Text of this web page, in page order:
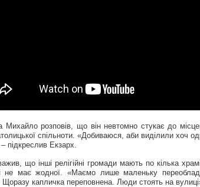
Михайло розповів, що він невтомно стукає до
спільноти. «Добиваюся, аби виділили хоч
підкреслив Екзарх.
що інші релігійні громади мають по кілька
не має жодної. «Маємо лише маленьку
Щоразу капличка переповнена. Люди стоять на